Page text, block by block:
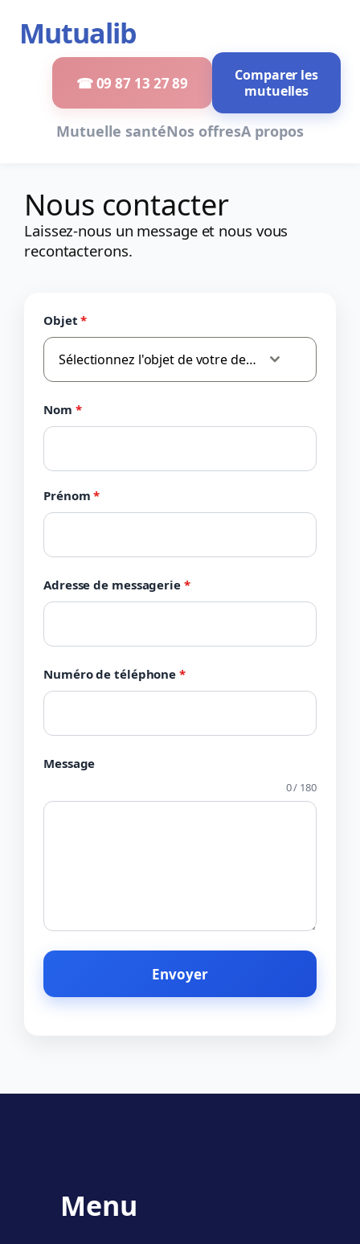
contenu
Mutualib
Mutuelle santéNos offresA propos
☎ 09 87 13 27 89
Comparer les
mutuelles
Nous contacter
Laissez-nous un message et nous vous
recontacterons.
Objet*
Sélectionnez l'objet de votre demande
Nom *
Prénom*
Adresse de messagerie *
Numéro de téléphone *
Message
0 / 180
Envoyer
Menu